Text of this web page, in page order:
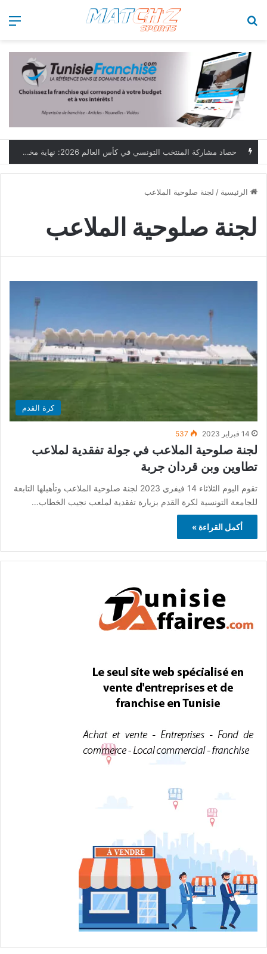
حصاد مشاركة المنتخب التونسي في كأس العالم 2026: نهاية مخيبة وطموحات مؤجلة
الرئيسية / لجنة صلوحية الملاعب
لجنة صلوحية الملاعب
كرة القدم
14 فبراير 2023 537
لجنة صلوحية الملاعب في جولة تفقدية لملاعب
تطاوين وبن قردان جربة
تقوم اليوم الثلاثاء 14 فيفري 2023 لجنة صلوحية الملاعب وتأهيلها التابعة
للجامعة التونسية لكرة القدم بزيارة تفقدية لملعب نجيب الخطاب…
أكمل القراءة »